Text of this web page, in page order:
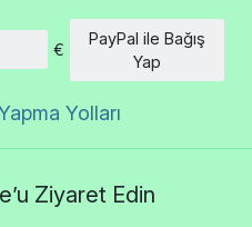
€
PayPal ile Bağış
Yap
Yolları
Ziyaret Edin